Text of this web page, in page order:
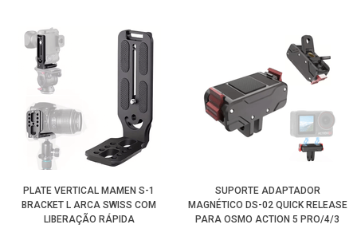
PLATE VERTICAL MAMEN S-1
BRACKET L ARCA SWISS COM
LIBERAÇÃO RÁPIDA
SUPORTE ADAPTADOR
MAGNÉTICO DS-02 QUICK RELEASE
PARA OSMO ACTION 5 PRO/4/3